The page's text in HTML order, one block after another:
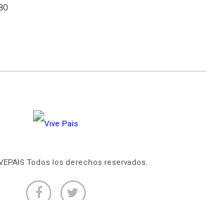
Todos los derechos reservados.